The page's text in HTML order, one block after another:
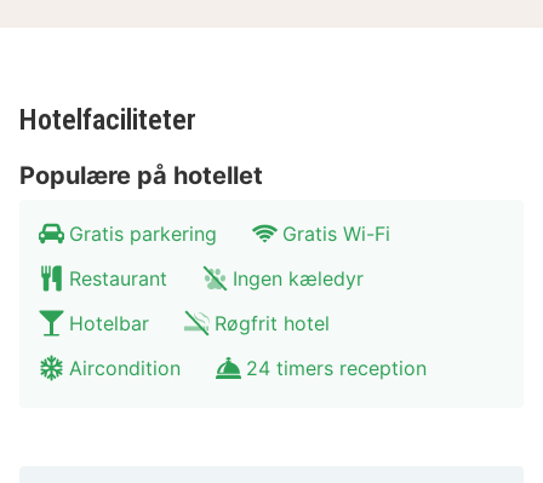
Hotelfaciliteter
Populære på hotellet
Gratis parkering
Gratis Wi-Fi
Restaurant
Ingen kæledyr
Hotelbar
Røgfrit hotel
Aircondition
24 timers reception